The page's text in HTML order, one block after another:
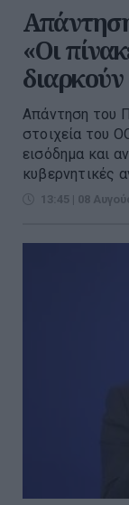
«Οι
Απάντηση του
στοιχεία του
εισόδημα και
κυβερνητικές
13:45 | 08